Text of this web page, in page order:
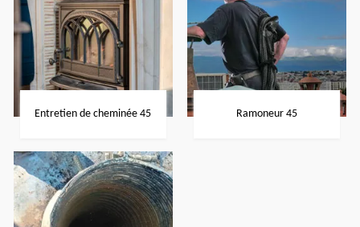
Entretien de cheminée 45 Ramoneur 45